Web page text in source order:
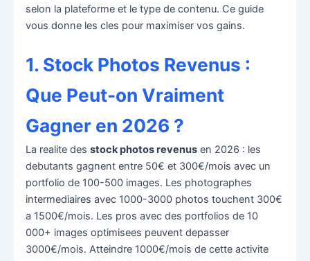
selon la plateforme et le type de contenu. Ce guide
vous donne les cles pour maximiser vos gains.
1. Stock Photos Revenus :
Que Peut-on Vraiment
Gagner en 2026 ?
La realite des stock photos revenusen 2026 : les
debutants gagnent entre 50€ et 300€/mois avec un
portfolio de 100-500 images. Les photographes
intermediaires avec 1000-3000 photos touchent 300€
a 1500€/mois. Les pros avec des portfolios de 10
000+ images optimisees peuvent depasser
3000€/mois. Atteindre 1000€/mois de cette activite